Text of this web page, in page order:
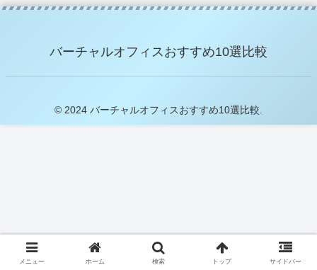
バーチャルオフィスおすすめ10選比較
© 2024 バーチャルオフィスおすすめ10選比較.
メニュー ホーム 検索 トップ サイドバー